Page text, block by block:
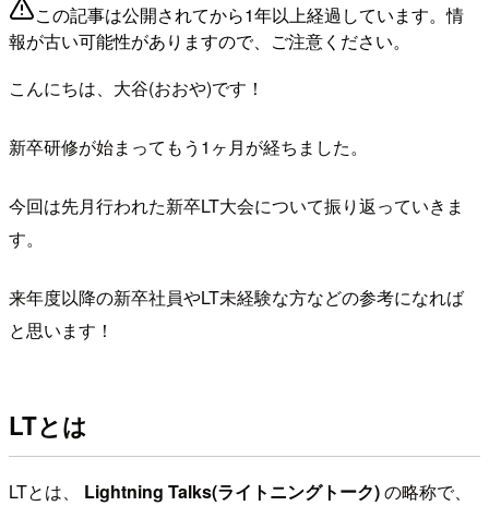
この記事は公開されてから1年以上経過しています。情
報が古い可能性がありますので、ご注意ください。
こんにちは、大谷(おおや)です！
新卒研修が始まってもう1ヶ月が経ちました。
今回は先月行われた新卒LT大会について振り返っていきま
す。
来年度以降の新卒社員やLT未経験な方などの参考になれば
と思います！
LTとは
LTとは、 Lightning Talks(ライトニングトーク)の略称で、